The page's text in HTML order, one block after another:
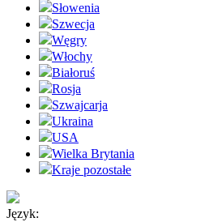
Słowenia
Szwecja
Węgry
Włochy
Białoruś
Rosja
Szwajcarja
Ukraina
USA
Wielka Brytania
Kraje pozostałe
Język: